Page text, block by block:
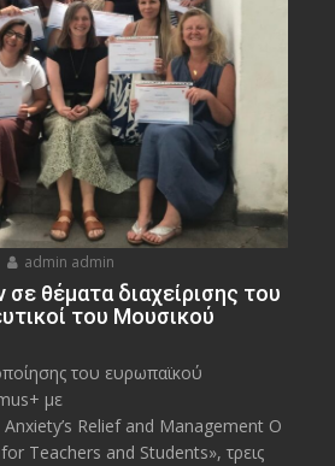
admin admin
θέματα διαχείρισης του
του Μουσικού
του ευρωπαϊκού
με
Anxiety’s Relief and Management O
Teachers and Students», τρεις